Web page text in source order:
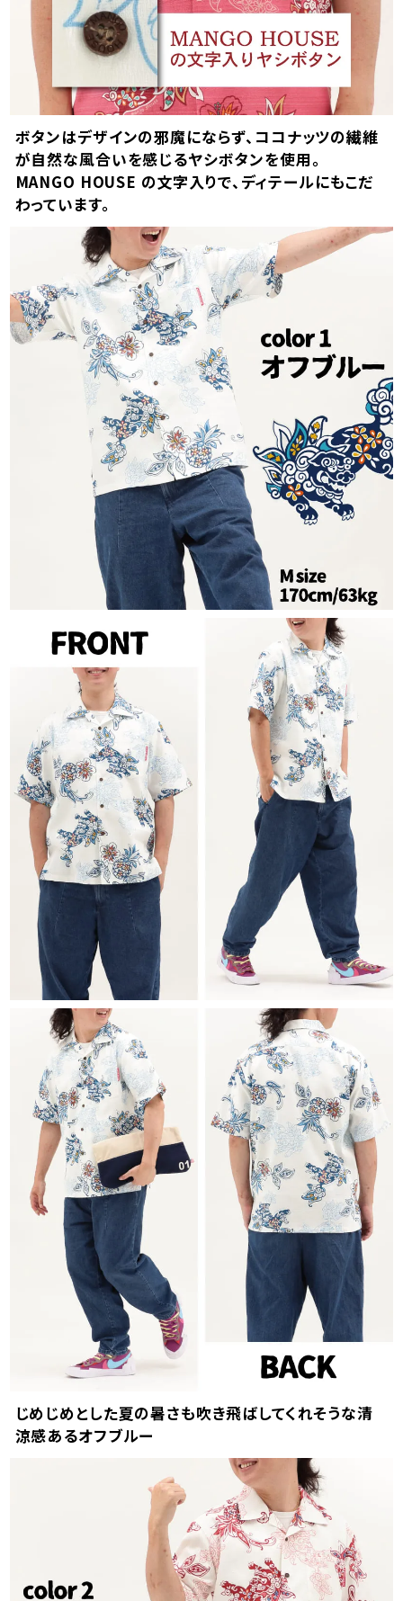
ボタンはデザインの邪魔にならず、ココナッツの繊維
が自然な風合いを感じるヤシボタンを使用。
MANGO HOUSE の文字入りで、ディテールにもこだ
わっています。
じめじめとした夏の暑さも吹き飛ばしてくれそうな清
涼感あるオフブルー